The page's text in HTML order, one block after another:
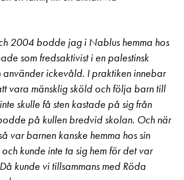
2004 bodde jag i Nablus hemma hos
som fredsaktivist i en palestinsk
använder ickevåld. I praktiken innebar
vara mänsklig sköld och följa barn till
skulle få sten kastade på sig från
på kullen bredvid skolan. Och när
var barnen kanske hemma hos sin
kunde inte ta sig hem för det var
kunde vi tillsammans med Röda